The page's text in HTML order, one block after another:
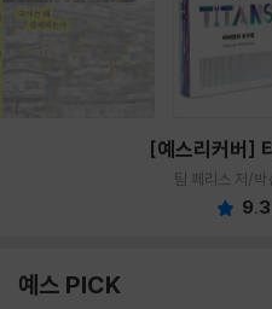
[예스리커버]
팀 페리스 저/박
9.3
예스 PICK